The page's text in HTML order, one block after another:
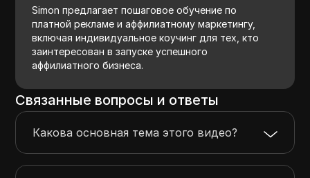
Simon предлагает пошаговое обучение по
платной рекламе и аффилиатному маркетингу,
включая индивидуальное коучинг для тех, кто
заинтересован в запуске успешного
аффилиатного бизнеса.
Связанные вопросы и ответы
Какова основная тема этого видео?